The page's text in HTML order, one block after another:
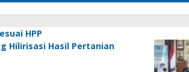
HPP
Hilirisasi Hasil Pertanian